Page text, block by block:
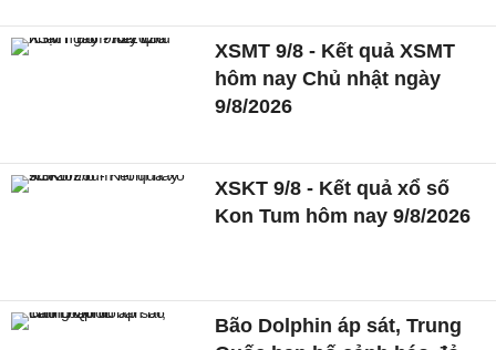
XSMT 9/8 - Kết quả XSMT
hôm nay Chủ nhật ngày
9/8/2026
XSKT 9/8 - Kết quả xổ số
Kon Tum hôm nay 9/8/2026
Bão Dolphin áp sát, Trung